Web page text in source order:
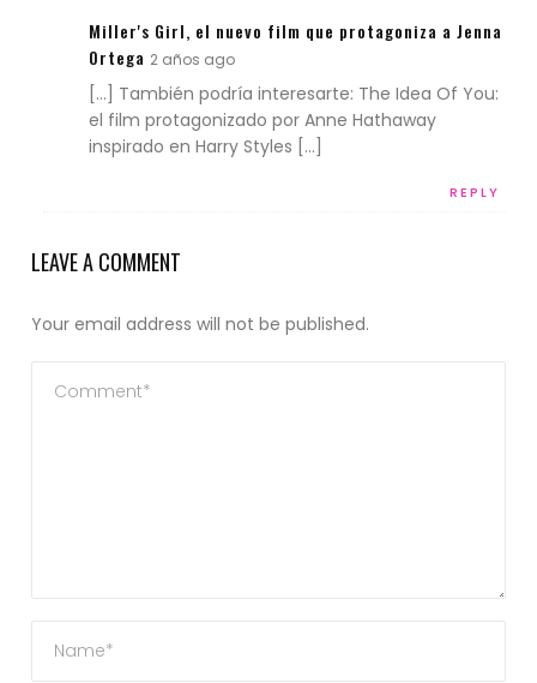
Miller's Girl, el nuevo film que protagoniza a Jenna
Ortega 2 años ago
REPLY
[…] También podría interesarte: The Idea Of You:
el film protagonizado por Anne Hathaway
inspirado en Harry Styles […]
LEAVE A COMMENT
Your email address will not be published.